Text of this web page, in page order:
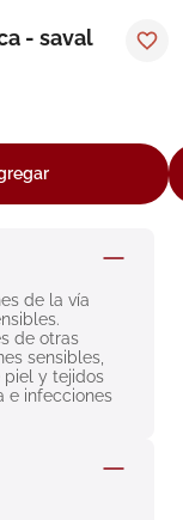
- saval
de la vía
de otras
sensibles,
piel y tejidos
e infecciones